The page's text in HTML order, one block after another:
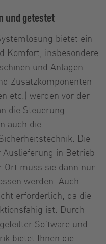
und getestet
bietet ein
Komfort, insbesondere
und Anlagen.
Zusatzkomponenten
etc.) werden vor der
die Steuerung
auch die
Die
in Betrieb
Ort muss sie dann nur
werden. Auch
erforderlich, da die
ist. Durch
Software und
bietet Ihnen die